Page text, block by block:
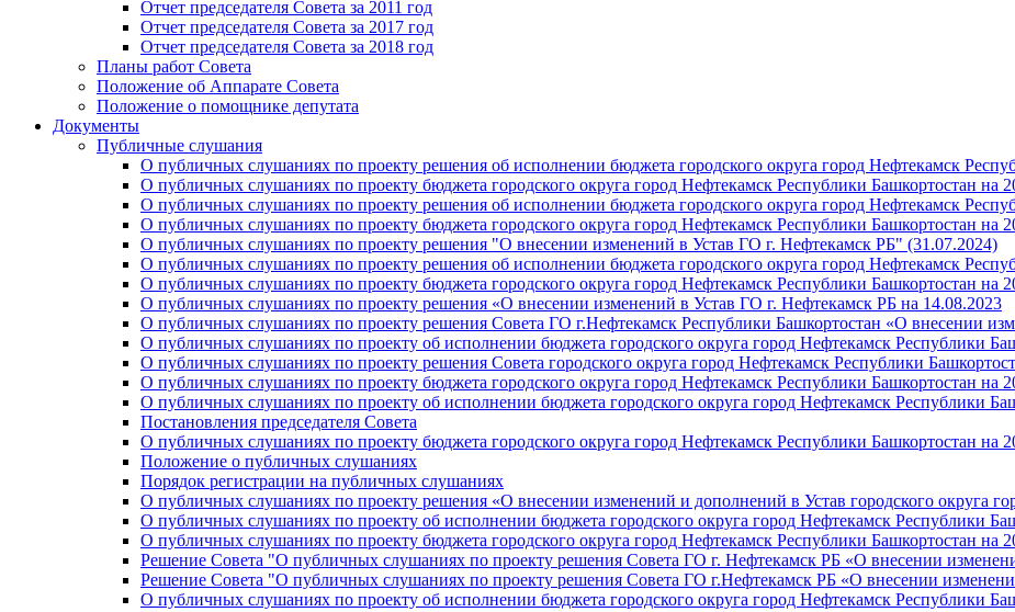
Отчет председателя Совета за 2011 год
Отчет председателя Совета за 2017 год
Отчет председателя Совета за 2018 год
Планы работ Совета
Положение об Аппарате Совета
Положение о помощнике депутата
Документы
Публичные слушания
О публичных слушаниях по проекту решения об исполнении бюджета городского округа город Нефтекамск
О публичных слушаниях по проекту бюджета городского округа город Нефтекамск Республики Башкортостан на
О публичных слушаниях по проекту решения об исполнении бюджета городского округа город Нефтекамск
О публичных слушаниях по проекту бюджета городского округа город Нефтекамск Республики Башкортостан на
О публичных слушаниях по проекту решения "О внесении изменений в Устав ГО г. Нефтекамск РБ" (31.07.2024)
О публичных слушаниях по проекту решения об исполнении бюджета городского округа город Нефтекамск
О публичных слушаниях по проекту бюджета городского округа город Нефтекамск Республики Башкортостан на
О публичных слушаниях по проекту решения «О внесении изменений в Устав ГО г. Нефтекамск РБ на 14.08.2023
О публичных слушаниях по проекту решения Совета ГО г.Нефтекамск Республики Башкортостан «О внесении
О публичных слушаниях по проекту об исполнении бюджета городского округа город Нефтекамск Республики
О публичных слушаниях по проекту решения Совета городского округа город Нефтекамск Республики
О публичных слушаниях по проекту бюджета городского округа город Нефтекамск Республики Башкортостан на
О публичных слушаниях по проекту об исполнении бюджета городского округа город Нефтекамск Республики
Постановления председателя Совета
О публичных слушаниях по проекту бюджета городского округа город Нефтекамск Республики Башкортостан на
Положение о публичных слушаниях
Порядок регистрации на публичных слушаниях
О публичных слушаниях по проекту решения «О внесении изменений и дополнений в Устав городского округа
О публичных слушаниях по проекту об исполнении бюджета городского округа город Нефтекамск Республики
О публичных слушаниях по проекту бюджета городского округа город Нефтекамск Республики Башкортостан на
Решение Совета "О публичных слушаниях по проекту решения Совета ГО г. Нефтекамск РБ «О внесении
Решение Совета "О публичных слушаниях по проекту решения Совета ГО г.Нефтекамск РБ «О внесении
О публичных слушаниях по проекту об исполнении бюджета городского округа город Нефтекамск Республики